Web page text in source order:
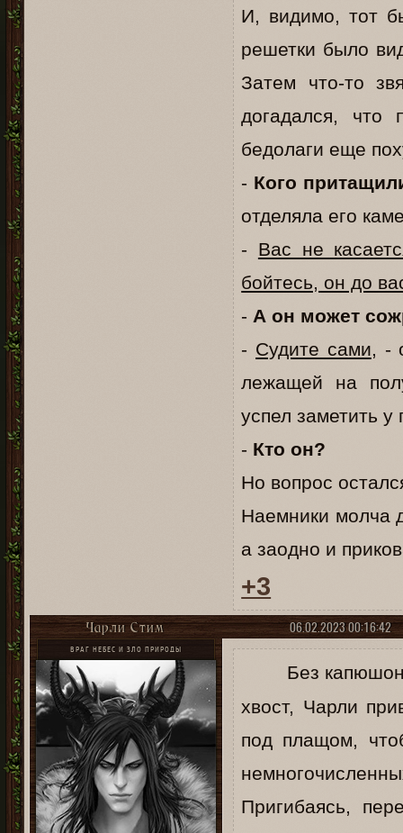
И, видимо, тот
решетки было
Затем что-то
догадался, что
бедолаги еще
- Кого
отделяла его
- Вас не
бойтесь, он до
- А он может
- Судите сами, -
лежащей на
успел заметить у
- Кто он?
Но вопрос
Наемники молча
а заодно и
+3
06.02.2023 00:16:42
Чарли Стим
ВРАГ НЕБЕС И ЗЛО ПРИРОДЫ
Без
хвост, Чарли
под плащом,
Пригибаясь,